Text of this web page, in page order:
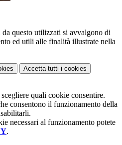
questo utilizzati si avvalgono di
ed utili alle finalità illustrate nella
Accetta tutti i cookies
quali cookie consentire.
consentono il funzionamento della
necessari al funzionamento potete
.